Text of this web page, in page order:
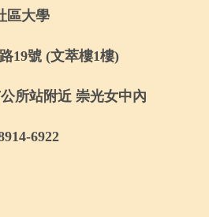
區大學
19號 (文萃樓1樓)
所站附近 崇光女中內
6922